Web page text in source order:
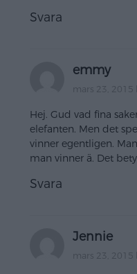
Svara
emmy
mars 23, 2015
Hej. Gud vad fina
elefanten. Men det
vinner egentligen.
man vinner ä. Det
Svara
Jennie
mars 23, 2015